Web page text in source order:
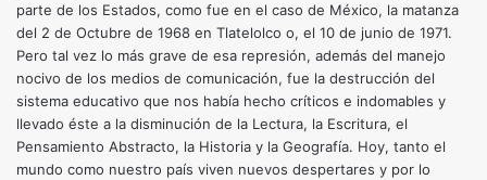
parte de los Estados, como fue en el caso de México, la matanza
del 2 de Octubre de 1968 en Tlatelolco o, el 10 de junio de 1971.
Pero tal vez lo más grave de esa represión, además del manejo
nocivo de los medios de comunicación, fue la destrucción del
sistema educativo que nos había hecho críticos e indomables y
llevado éste a la disminución de la Lectura, la Escritura, el
Pensamiento Abstracto, la Historia y la Geografía. Hoy, tanto el
mundo como nuestro país viven nuevos despertares y por lo